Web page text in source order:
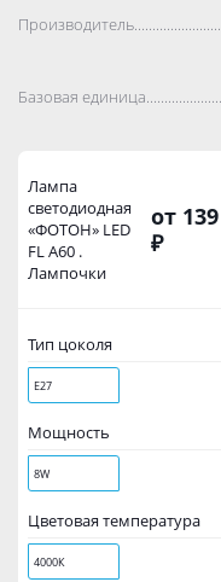
Базовая
Лампа
светодиодная
«ФОТОН» LED
FL А60 .
Лампочки
от 139
₽
Тип цоколя
Е27
Мощность
8W
Цветовая температура
4000К